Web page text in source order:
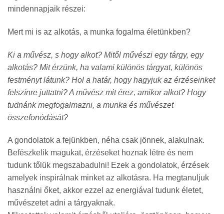
mindennapjaik részei:
Mert mi is az alkotás, a munka fogalma életünkben?
Ki a művész, s hogy alkot? Mitől művészi egy tárgy, egy
alkotás? Mit érzünk, ha valami különös tárgyat, különös
festményt látunk? Hol a határ, hogy hagyjuk az érzéseinket
felszínre juttatni? A művész mit érez, amikor alkot? Hogy
tudnánk megfogalmazni, a munka és művészet
összefonódását?
A gondolatok a fejünkben, néha csak jönnek, alakulnak.
Befészkelik magukat, érzéseket hoznak létre és nem
tudunk tőlük megszabadulni! Ezek a gondolatok, érzések
amelyek inspirálnak minket az alkotásra. Ha megtanuljuk
használni őket, akkor ezzel az energiával tudunk életet,
művészetet adni a tárgyaknak.